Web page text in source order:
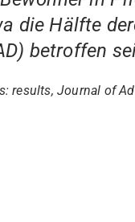
die Hälfte
betroffen
results, Journal of